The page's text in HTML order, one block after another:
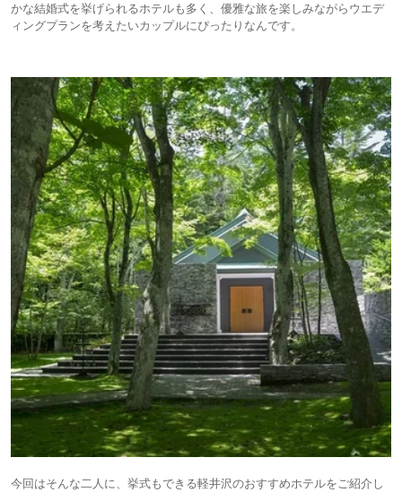
かな結婚式を挙げられるホテルも多く、優雅な旅を楽しみながらウエデ
ィングプランを考えたいカップルにぴったりなんです。
今回はそんな二人に、挙式もできる軽井沢のおすすめホテルをご紹介し